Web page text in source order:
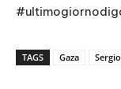
TAGS Gaza